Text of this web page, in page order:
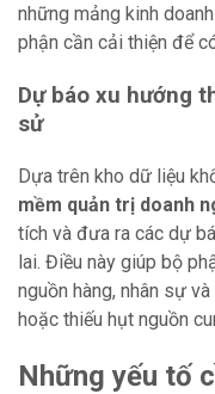
những mảng kinh
phận cần cải thiện để
Dự báo xu hướng
sử
Dựa trên kho dữ liệu
mềm quản trị doanh
tích và đưa ra các dự
lai. Điều này giúp bộ
nguồn hàng, nhân sự
hoặc thiếu hụt nguồn
Những yếu tố